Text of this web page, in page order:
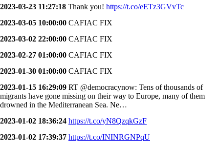
2023-03-23 11:27:18 Thank you! https://t.co/eETz3GVvTc
2023-03-05 10:00:00 CAFIAC FIX
2023-03-02 22:00:00 CAFIAC FIX
2023-02-27 01:00:00 CAFIAC FIX
2023-01-30 01:00:00 CAFIAC FIX
2023-01-15 16:29:09 RT @democracynow: Tens of thousands of
migrants have gone missing on their way to Europe, many of them
drowned in the Mediterranean Sea. Ne…
2023-01-02 18:36:24 https://t.co/yN8QzqkGzF
2023-01-02 17:39:37 https://t.co/ININRGNPqU